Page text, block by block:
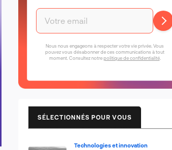
Nous nous engageons à respecter votre vie privée. Vous
pouvez vous désabonner de ces communications à tout
moment. Consultez notrepolitique de confidentialité.
SÉLECTIONNÉS POUR VOUS
Technologies et innovation